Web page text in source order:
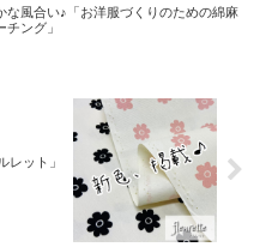
な風合い♪「お洋服づくりのための綿麻
チング」
レット」